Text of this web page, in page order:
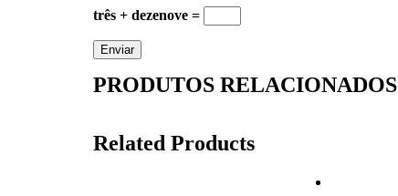
três + dezenove =
PRODUTOS RELACIONADOS
Related Products